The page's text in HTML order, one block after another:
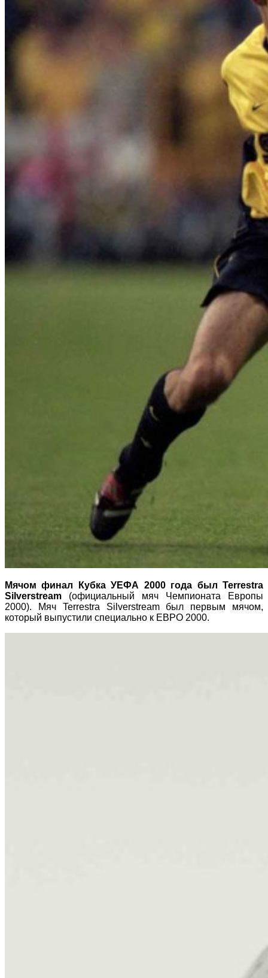
Мячом финал Кубка УЕФА 2000 года был Terrestra
Silverstream (официальный мяч Чемпионата Европы
2000). Мяч Terrestra Silverstream был первым мячом,
который выпустили специально к ЕВРО 2000.